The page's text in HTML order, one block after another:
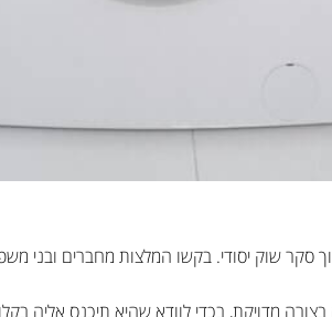
סקר שוק יסודי. בקשו המלצות מחברים ובני
מדויקת, בכדי לוודא שהיא תיכנס אליה